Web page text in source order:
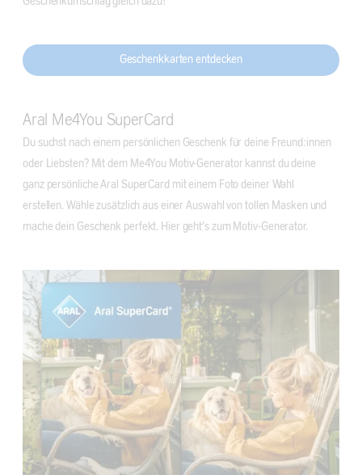
Geschenkkarten entdecken
Aral Me4You SuperCard
Du suchst nach einem persönlichen Geschenk für deine Freund:innen
oder Liebsten? Mit dem Me4You Motiv-Generator kannst du deine
ganz persönliche Aral SuperCard mit einem Foto deiner Wahl
erstellen. Wähle zusätzlich aus einer Auswahl von tollen Masken und
mache dein Geschenk perfekt. Hier geht’s zum Motiv-Generator.